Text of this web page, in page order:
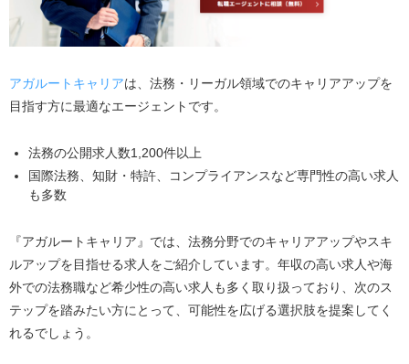
アガルートキャリアは、法務・リーガル領域でのキャリアアップを
目指す方に最適なエージェントです。
法務の公開求人数1,200件以上
国際法務、知財・特許、コンプライアンスなど専門性の高い求人
も多数
『アガルートキャリア』では、法務分野でのキャリアアップやスキ
ルアップを目指せる求人をご紹介しています。年収の高い求人や海
外での法務職など希少性の高い求人も多く取り扱っており、次のス
テップを踏みたい方にとって、可能性を広げる選択肢を提案してく
れるでしょう。